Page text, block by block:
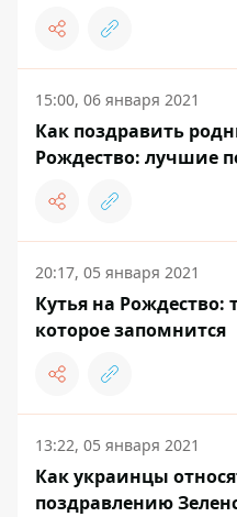
15:00, 06 января 2021
Как поздравить
Рождество: лучшие
20:17, 05 января 2021
Кутья на Рождество:
которое запомнится
13:22, 05 января 2021
Как украинцы
поздравлению